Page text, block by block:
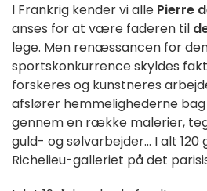
I Frankrig kender vi alle Pierre
anses for at være faderen til
lege. Men renæssancen for
sportskonkurrence skyldes
forskeres og kunstneres
afslører hemmelighederne
gennem en række malerier,
guld- og sølvarbejder... I alt
Richelieu-galleriet på det